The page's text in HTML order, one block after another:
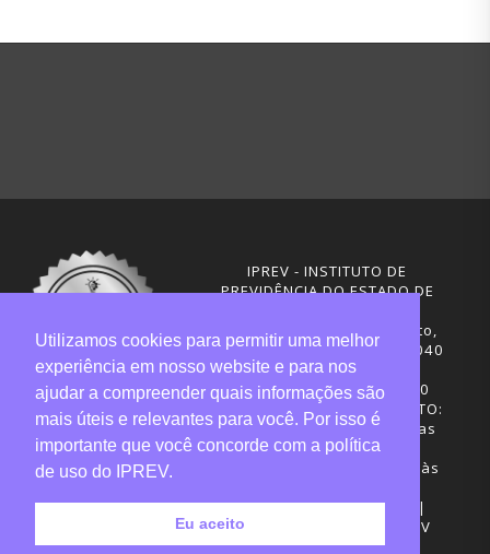
IPREV - INSTITUTO DE
PREVIDÊNCIA DO ESTADO DE
Rua Visconde de Ouro Preto,
291 – Centro - CEP: 88020-040
Florianópolis - SC
Telefones: (48) 3665-4600
HORÁRIO DE FUNCIONAMENTO:
Central de Atendimento: das
12h30 às 18h
Sede administrativa: 7h30 às
Desenvolvimento: CIASC |
Gestão do conteúdo: IPREV
Utilizamos cookies para permitir uma melhor
experiência em nosso website e para nos
ajudar a compreender quais informações são
mais úteis e relevantes para você. Por isso é
importante que você concorde com a política
de uso do IPREV.
Eu aceito